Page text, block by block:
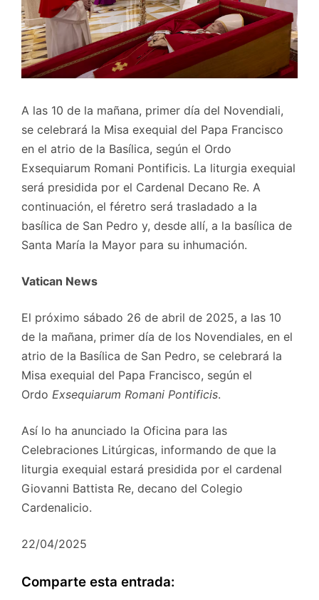
A las 10 de la mañana, primer día del Novendiali,
se celebrará la Misa exequial del Papa Francisco
en el atrio de la Basílica, según el Ordo
Exsequiarum Romani Pontificis. La liturgia exequial
será presidida por el Cardenal Decano Re. A
continuación, el féretro será trasladado a la
basílica de San Pedro y, desde allí, a la basílica de
Santa María la Mayor para su inhumación.
Vatican News
El próximo sábado 26 de abril de 2025, a las 10
de la mañana, primer día de los Novendiales, en el
atrio de la Basílica de San Pedro, se celebrará la
Misa exequial del Papa Francisco, según el
Ordo Exsequiarum Romani Pontificis.
Así lo ha anunciado la Oficina para las
Celebraciones Litúrgicas, informando de que la
liturgia exequial estará presidida por el cardenal
Giovanni Battista Re, decano del Colegio
Cardenalicio.
22/04/2025
Comparte esta entrada: